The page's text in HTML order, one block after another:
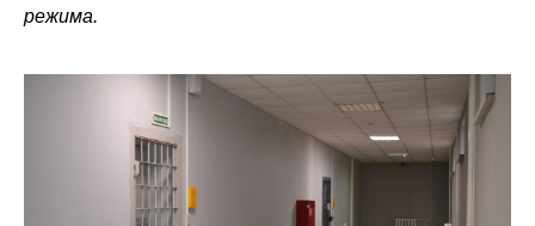
режима.